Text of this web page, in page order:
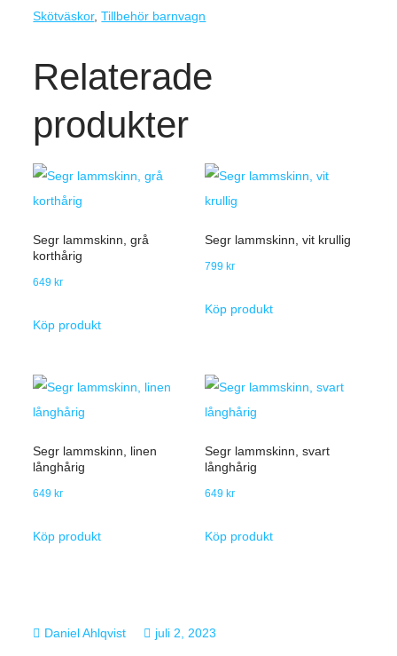
Skötväskor,Tillbehör barnvagn
Relaterade
produkter
Segr lammskinn, grå
korthårig
649 kr
Köp produkt
Segr lammskinn, vit krullig
799 kr
Köp produkt
Segr lammskinn, linen
långhårig
649kr
Köp produkt
Segr lammskinn, svart
långhårig
649kr
Köp produkt
juli 2, 2023